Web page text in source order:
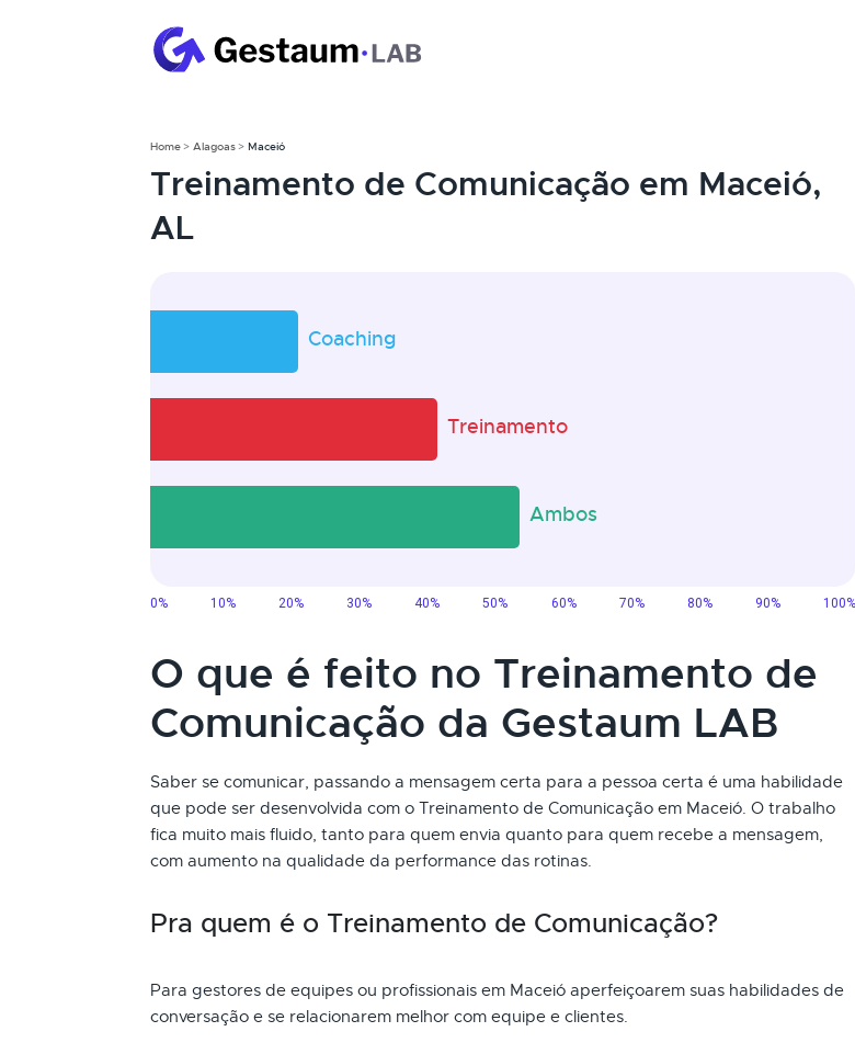
Home Alagoas Maceió
Treinamento de Comunicação em Maceió,
AL
O que é feito no Treinamento de
Comunicação da Gestaum LAB
Saber se comunicar, passando a mensagem certa para a pessoa certa é uma habilidade
que pode ser desenvolvida com o Treinamento de Comunicação em Maceió. O trabalho
fica muito mais fluido, tanto para quem envia quanto para quem recebe a mensagem,
com aumento na qualidade da performance das rotinas.
Pra quem é o Treinamento de Comunicação?
Para gestores de equipes ou profissionais em Maceió aperfeiçoarem suas habilidades de
conversação e se relacionarem melhor com equipe e clientes.